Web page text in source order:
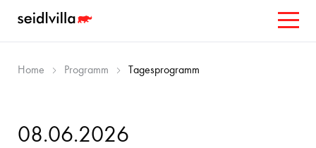
Home Programm Tagesprogramm
08.06.2026